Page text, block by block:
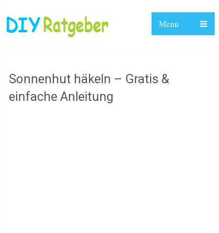
Menu
Sonnenhut häkeln – Gratis &
einfache Anleitung